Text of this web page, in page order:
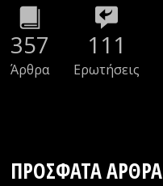
357
Άρθρα
111
Ερωτήσεις
ΠΡΌΣΦΑΤΑ ΆΡΘΡΑ